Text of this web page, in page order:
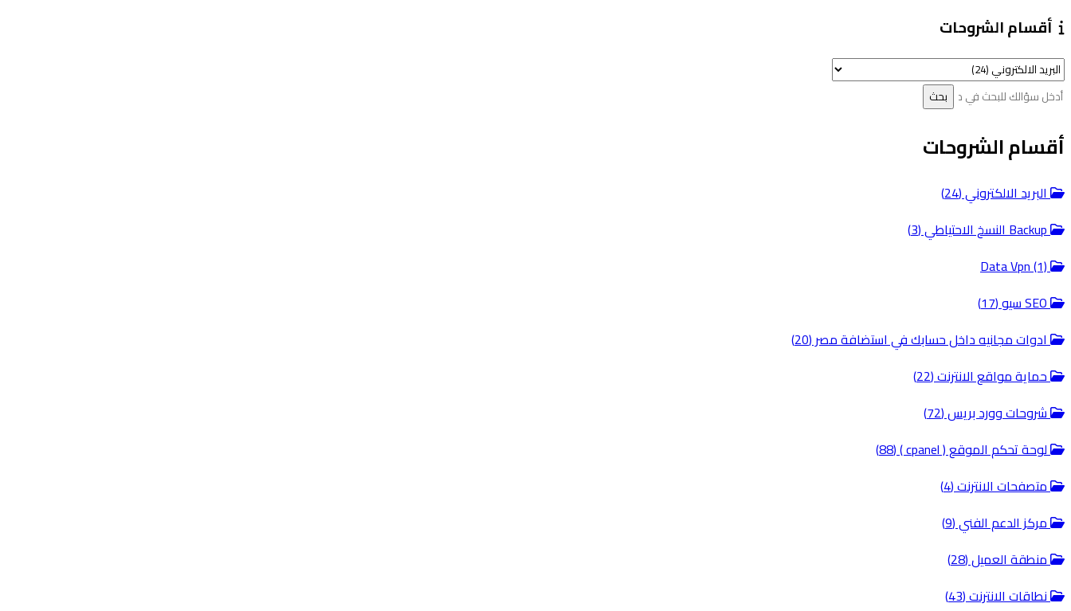
أقسام الشروحات
أقسام الشروحات
البريد الالكتروني (24)
Backup النسخ الاحتياطي (3)
Data Vpn (1)
SEO سيو (17)
ادوات مجانيه داخل حسابك في استضافة مصر (20)
حماية مواقع الانترنت (22)
شروحات وورد بريس (72)
لوحة تحكم الموقع ( cpanel ) (88)
متصفحات الانترنت (4)
مركز الدعم الفني (9)
منطقة العميل (28)
نطاقات الانترنت (43)